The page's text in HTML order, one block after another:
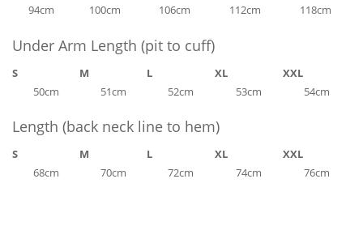
94cm
100cm 106cm 112cm 118cm
Under Arm Length (pit to cuff)
S M L XL
XXL
50cm
51cm 52cm 53cm 54cm
Length (back neck line to hem)
S M L XL
XXL
68cm
70cm 72cm 74cm 76cm